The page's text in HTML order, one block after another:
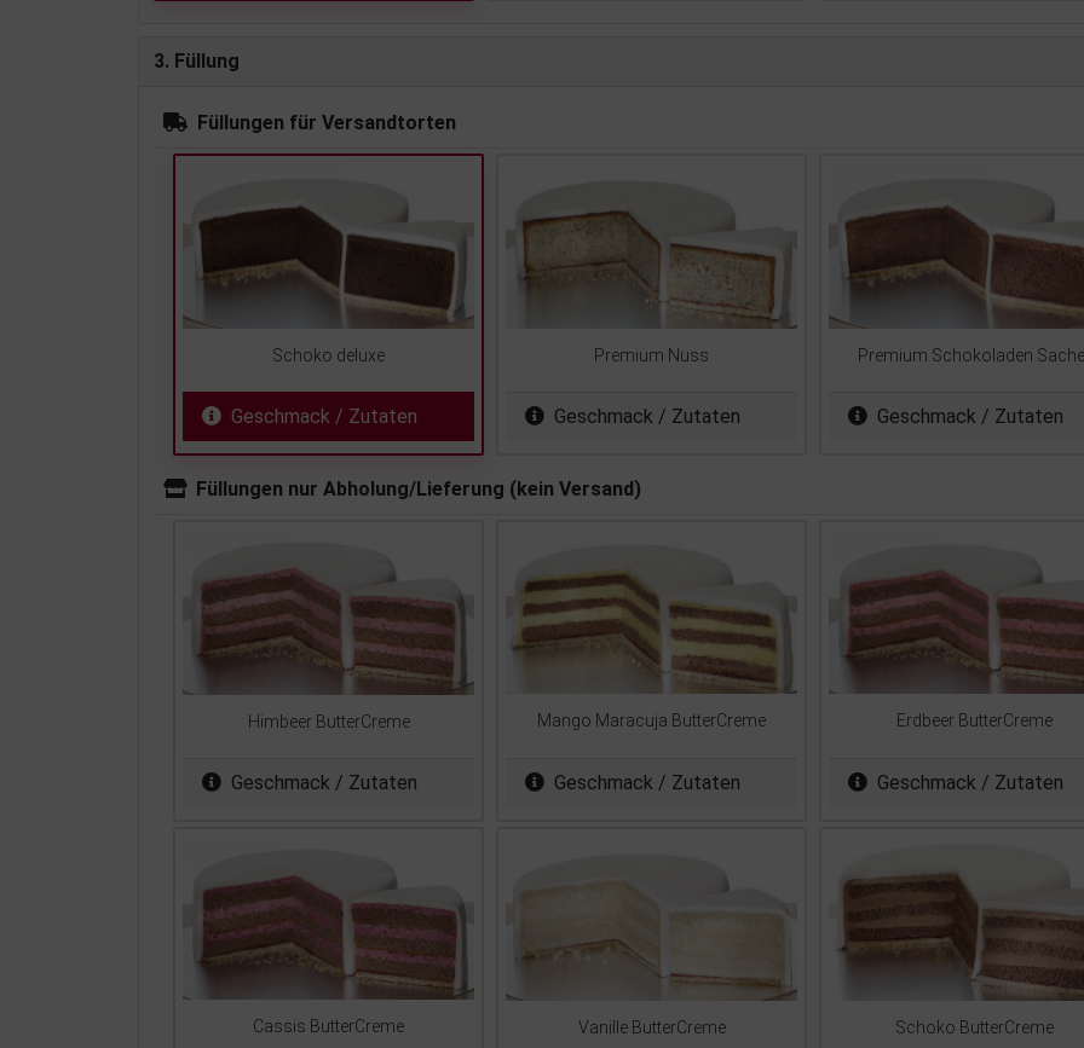
3. Füllung
Füllungen für Versandtorten
Schoko deluxe
Geschmack / Zutaten
Premium Nuss
Geschmack / Zutaten
Premium Schokoladen
Geschmack / Zutaten
Füllungen nur Abholung/Lieferung (kein Versand)
Himbeer ButterCreme
Geschmack / Zutaten
Mango Maracuja ButterCreme
Geschmack / Zutaten
Erdbeer ButterCreme
Geschmack / Zutaten
Cassis ButterCreme Vanille ButterCreme Schoko ButterCreme